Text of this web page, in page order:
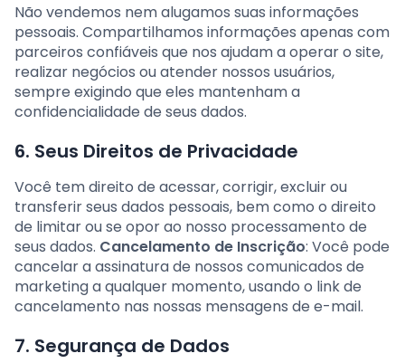
Não vendemos nem alugamos suas informações
pessoais. Compartilhamos informações apenas com
parceiros confiáveis que nos ajudam a operar o site,
realizar negócios ou atender nossos usuários,
sempre exigindo que eles mantenham a
confidencialidade de seus dados.
6. Seus Direitos de Privacidade
Você tem direito de acessar, corrigir, excluir ou
transferir seus dados pessoais, bem como o direito
de limitar ou se opor ao nosso processamento de
seus dados. Cancelamento de Inscrição: Você pode
cancelar a assinatura de nossos comunicados de
marketing a qualquer momento, usando o link de
cancelamento nas nossas mensagens de e-mail.
7. Segurança de Dados